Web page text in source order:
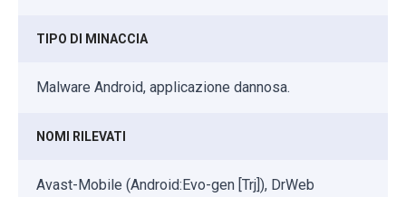
TIPO DI MINACCIA
Malware Android, applicazione dannosa.
NOMI RILEVATI
Avast-Mobile (Android:Evo-gen [Trj]), DrWeb